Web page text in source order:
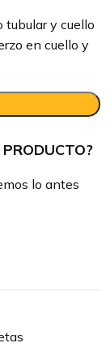
tubular y cuello
en cuello y
lo antes